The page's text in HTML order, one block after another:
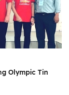
Olympic Tin